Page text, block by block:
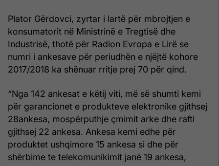
Plator Gërdovci, zyrtar i lartë për mbrojtjen e
konsumatorit në Ministrinë e Tregtisë dhe
Industrisë, thotë për Radion Evropa e Lirë se
numri i ankesave për periudhën e njëjtë kohore
2017/2018 ka shënuar rritje prej 70 për qind.
“Nga 142 ankesat e këtij viti, më së shumti kemi
për garancionet e produkteve elektronike gjithsej
28ankesa, mospërputhje çmimit arke dhe rafti
gjithsej 22 ankesa. Ankesa kemi edhe për
produktet ushqimore 15 ankesa si dhe për
shërbime te telekomunikimit janë 19 ankesa,